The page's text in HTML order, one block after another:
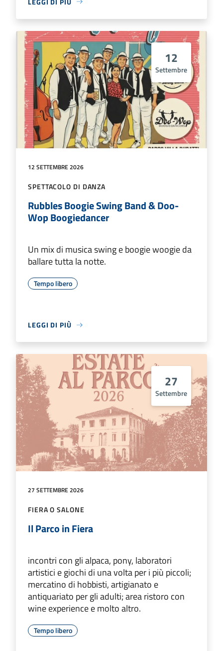
12
Settembre
12 SETTEMBRE 2026
SPETTACOLO DI DANZA
Rubbles Boogie Swing Band & Doo-
Wop Boogiedancer
Un mix di musica swing e boogie woogie da
ballare tutta la notte.
Tempo libero
LEGGI DI PIÙ
27
Settembre
27 SETTEMBRE 2026
FIERA O SALONE
Il Parco in Fiera
incontri con gli alpaca, pony, laboratori
artistici e giochi di una volta per i più piccoli;
mercatino di hobbisti, artigianato e
antiquariato per gli adulti; area ristoro con
wine experience e molto altro.
Tempo libero